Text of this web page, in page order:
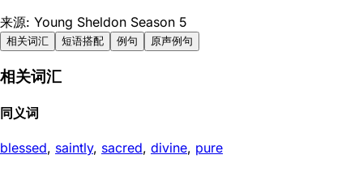
来源: Young Sheldon Season 5
相关词汇 短语搭配 例句 原声例句
相关词汇
同义词
blessed, saintly, sacred, divine, pure